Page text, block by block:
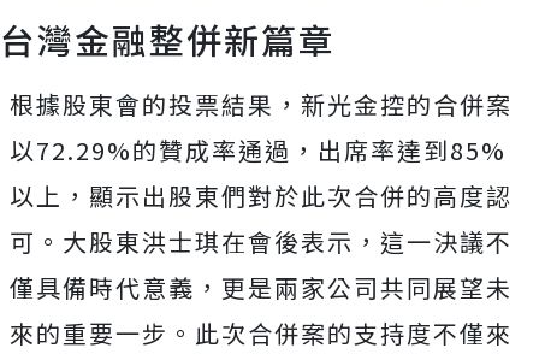
台灣金融整併新篇章
根據股東會的投票結果，新光金控的合併案
以72.29%的贊成率通過，出席率達到85%
以上，顯示出股東們對於此次合併的高度認
可。大股東洪士琪在會後表示，這一決議不
僅具備時代意義，更是兩家公司共同展望未
來的重要一步。此次合併案的支持度不僅來